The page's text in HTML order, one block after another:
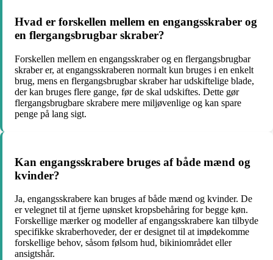
Hvad er forskellen mellem en engangsskraber og
en flergangsbrugbar skraber?
Forskellen mellem en engangsskraber og en flergangsbrugbar
skraber er, at engangsskraberen normalt kun bruges i en enkelt
brug, mens en flergangsbrugbar skraber har udskiftelige blade,
der kan bruges flere gange, før de skal udskiftes. Dette gør
flergangsbrugbare skrabere mere miljøvenlige og kan spare
penge på lang sigt.
Kan engangsskrabere bruges af både mænd og
kvinder?
Ja, engangsskrabere kan bruges af både mænd og kvinder. De
er velegnet til at fjerne uønsket kropsbehåring for begge køn.
Forskellige mærker og modeller af engangsskrabere kan tilbyde
specifikke skraberhoveder, der er designet til at imødekomme
forskellige behov, såsom følsom hud, bikiniområdet eller
ansigtshår.